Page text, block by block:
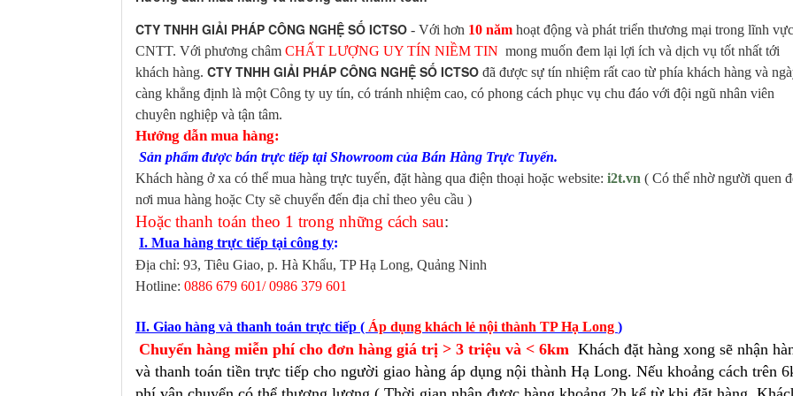
CTY TNHH GIẢI PHÁP CÔNG NGHỆ SỐ ICTSO - Với hơn 10 năm hoạt động và phát triển thương mại trong lĩnh vực
CNTT. Với phương châm CHẤT LƯỢNG UY TÍN NIỀM TIN mong muốn đem lại lợi ích và dịch vụ tốt nhất tới
khách hàng. CTY TNHH GIẢI PHÁP CÔNG NGHỆ SỐ ICTSO đã được sự tín nhiệm rất cao từ phía khách hàng và
càng khẳng định là một Công ty uy tín, có tránh nhiệm cao, có phong cách phục vụ chu đáo với đội ngũ nhân viên
chuyên nghiệp và tận tâm.
Hướng dẫn mua hàng:
Sản phẩm được bán trực tiếp tại Showroom của Bán Hàng Trực Tuyến.
Khách hàng ở xa có thể mua hàng trực tuyến, đặt hàng qua điện thoại hoặc website: i2t.vn ( Có thể nhờ người quen
nơi mua hàng hoặc Cty sẽ chuyển đến địa chỉ theo yêu cầu )
Hoặc thanh toán theo 1 trong những cách sau:
I. Mua hàng trực tiếp tại công ty:
Địa chỉ: 93, Tiêu Giao, p. Hà Khẩu, TP Hạ Long, Quảng Ninh
Hotline: 0886 679 601/ 0986 379 601
II. Giao hàng và thanh toán trực tiếp ( Áp dụng khách lẻ nội thành TP Hạ Long )
Chuyển hàng miễn phí cho đơn hàng giá trị > 3 triệu và < 6km Khách đặt hàng xong sẽ nhận
và thanh toán tiền trực tiếp cho người giao hàng áp dụng nội thành Hạ Long. Nếu khoảng cách trên